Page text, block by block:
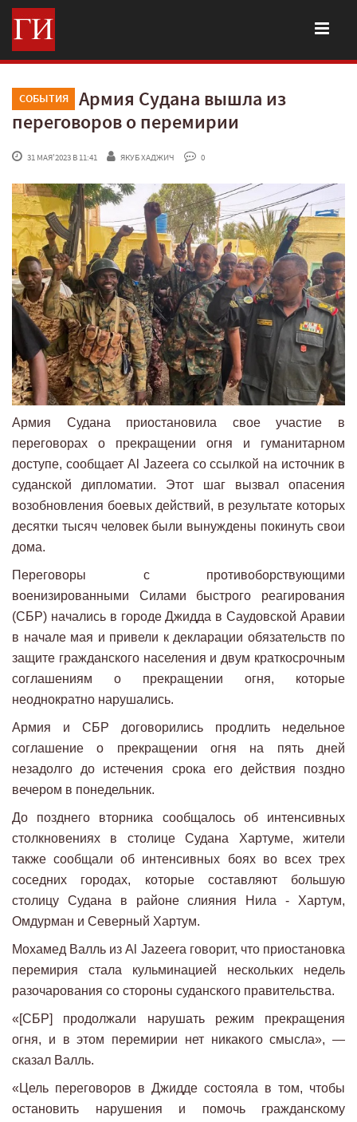
СОБЫТИЯ
Армия Судана вышла из
переговоров о перемирии
31 МАЯ'2023 В 11:41 ЯКУБ ХАДЖИЧ 0
Армия Судана приостановила свое участие в
переговорах о прекращении огня и гуманитарном
доступе, сообщает Al Jazeera со ссылкой на источник в
суданской дипломатии. Этот шаг вызвал опасения
возобновления боевых действий, в результате которых
десятки тысяч человек были вынуждены покинуть свои
дома.
Переговоры с противоборствующими
военизированными Силами быстрого реагирования
(СБР) начались в городе Джидда в Саудовской Аравии
в начале мая и привели к декларации обязательств по
защите гражданского населения и двум краткосрочным
соглашениям о прекращении огня, которые
неоднократно нарушались.
Армия и СБР договорились продлить недельное
соглашение о прекращении огня на пять дней
незадолго до истечения срока его действия поздно
вечером в понедельник.
До позднего вторника сообщалось об интенсивных
столкновениях в столице Судана Хартуме, жители
также сообщали об интенсивных боях во всех трех
соседних городах, которые составляют большую
столицу Судана в районе слияния Нила - Хартум,
Омдурман и Северный Хартум.
Мохамед Валль из Al Jazeera говорит, что приостановка
перемирия стала кульминацией нескольких недель
разочарования со стороны суданского правительства.
«[СБР] продолжали нарушать режим прекращения
огня, и в этом перемирии нет никакого смысла», —
сказал Валль.
«Цель переговоров в Джидде состояла в том, чтобы
остановить нарушения и помочь гражданскому